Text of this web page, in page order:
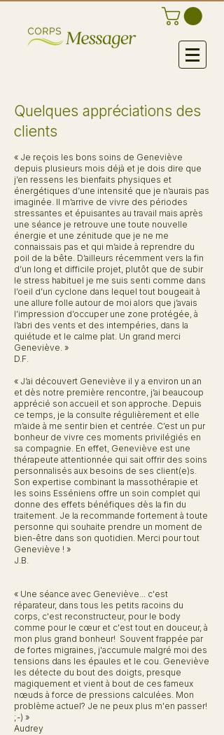
Quelques appréciations des
clients
« Je reçois les bons soins de Geneviève
depuis plusieurs mois déjà et je dois dire que
j’en ressens les bienfaits physiques et
énergétiques d’une intensité que je n’aurais pas
imaginée. Il m’arrive de vivre des périodes
stressantes et épuisantes au travail mais après
une séance je retrouve une toute nouvelle
énergie et une zénitude que je ne me
connaissais pas et qui m’aide à reprendre du
poil de la bête. D’ailleurs récemment vers la fin
d’un long et difficile projet, plutôt que de subir
le stress habituel je me suis senti comme dans
l’oeil d’un cyclone dans lequel tout bougeait à
une allure folle autour de moi alors que j’avais
l’impression d’occuper une zone protégée, à
l’abri des vents et des intempéries, dans la
quiétude et le calme plat. Un grand merci
Geneviève. »
D.F.
« J’ai découvert Geneviève il y a environ un an
et dès notre première rencontre, j’ai beaucoup
apprécié son accueil et son approche. Depuis
ce temps, je la consulte régulièrement et elle
m’aide à me sentir bien et centrée. C’est un pur
bonheur de vivre ces moments privilégiés en
sa compagnie. En effet, Geneviève est une
thérapeute attentionnée qui sait offrir des soins
personnalisés aux besoins de ses client(e)s.
Son expertise combinant la massothérapie et
les soins Esséniens offre un soin complet qui
donne des effets bénéfiques dès la fin du
traitement. Je la recommande fortement à toute
personne qui souhaite prendre un moment de
bien-être dans son quotidien. Merci pour tout
Geneviève ! »
J.B.
« Une séance avec Geneviève... c'est
réparateur, dans tous les petits racoins du
corps, c'est reconstructeur, pour le body
comme pour le cœur et c'est tout en douceur, à
mon plus grand bonheur! Souvent frappée par
de fortes migraines, j'accumule malgré moi des
tensions dans les épaules et le cou. Geneviève
les détecte du bout des doigts, presque
magiquement et vient à bout de ces fameux
nœuds à force de pressions calculées. Mon
problème actuel? Je ne peux plus m'en passer!
;-) »
Audrey